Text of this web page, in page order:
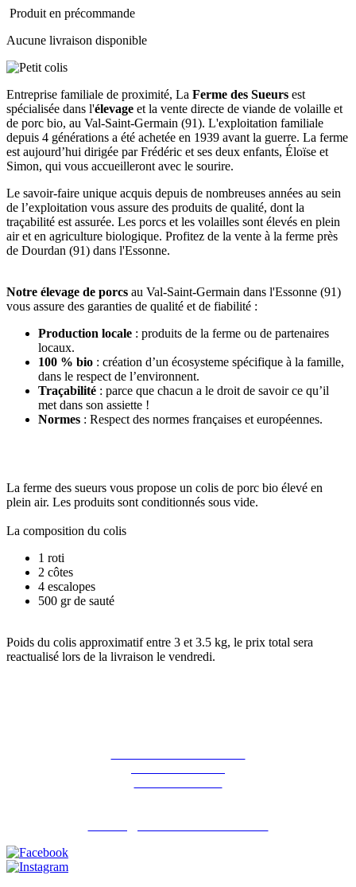
Produit en précommande
Aucune livraison disponible
Entreprise familiale de proximité, La Ferme des Sueurs est
spécialisée dans l'élevage et la vente directe de viande de volaille et
de porc bio, au Val-Saint-Germain (91). L'exploitation familiale
depuis 4 générations a été achetée en 1939 avant la guerre. La ferme
est aujourd’hui dirigée par Frédéric et ses deux enfants, Éloïse et
Simon, qui vous accueilleront avec le sourire.
Le savoir-faire unique acquis depuis de nombreuses années au sein
de l’exploitation vous assure des produits de qualité, dont la
traçabilité est assurée. Les porcs et les volailles sont élevés en plein
air et en agriculture biologique. Profitez de la vente à la ferme près
de Dourdan (91) dans l'Essonne.
Notre élevage de porcs au Val-Saint-Germain dans l'Essonne (91)
vous assure des garanties de qualité et de fiabilité :
Production locale : produits de la ferme ou de partenaires
locaux.
100 % bio : création d’un écosysteme spécifique à la famille,
dans le respect de l’environnent.
Traçabilité : parce que chacun a le droit de savoir ce qu’il
met dans son assiette !
Normes : Respect des normes françaises et européennes.
La ferme des sueurs vous propose un colis de porc bio élevé en
plein air. Les produits sont conditionnés sous vide.
La composition du colis
1 roti
2 côtes
4 escalopes
500 gr de sauté
Poids du colis approximatif entre 3 et 3.5 kg, le prix total sera
reactualisé lors de la livraison le vendredi.